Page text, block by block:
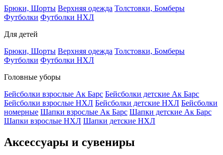
Брюки, Шорты Верхняя одежда Толстовки, Бомберы
Футболки Футболки НХЛ
Для детей
Брюки, Шорты Верхняя одежда Толстовки, Бомберы
Футболки Футболки НХЛ
Головные уборы
Бейсболки взрослые Ак Барс Бейсболки детские Ак Барс
Бейсболки взрослые НХЛ Бейсболки детские НХЛ Бейсболки
номерные Шапки взрослые Ак Барс Шапки детские Ак Барс
Шапки взрослые НХЛ Шапки детские НХЛ
Аксессуары и сувениры